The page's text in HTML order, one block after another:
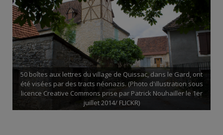
50 boîtes aux lettres du village de Quissac, dans le Gard, ont
été visées par des tracts néonazis. (Photo d'illustration sous
licence Creative Commons prise par Patrick Nouhailler le 1er
juillet 2014/ FLICKR)